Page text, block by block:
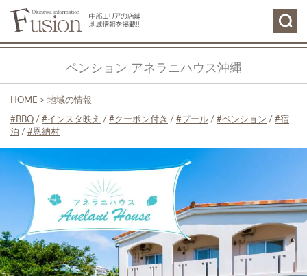
ペンション アネラニハウス沖縄
HOME > 地域の情報
BBQ / インスタ映え / クーポン付き / プール / ペンション /
宿
泊 / 恩納村